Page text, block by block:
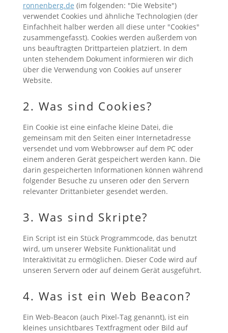
ronnenberg.de (im folgenden: "Die Website")
verwendet Cookies und ähnliche Technologien (der
Einfachheit halber werden all diese unter "Cookies"
zusammengefasst). Cookies werden außerdem von
uns beauftragten Drittparteien platziert. In dem
unten stehendem Dokument informieren wir dich
über die Verwendung von Cookies auf unserer
Website.
2. Was sind Cookies?
Ein Cookie ist eine einfache kleine Datei, die
gemeinsam mit den Seiten einer Internetadresse
versendet und vom Webbrowser auf dem PC oder
einem anderen Gerät gespeichert werden kann. Die
darin gespeicherten Informationen können während
folgender Besuche zu unseren oder den Servern
relevanter Drittanbieter gesendet werden.
3. Was sind Skripte?
Ein Script ist ein Stück Programmcode, das benutzt
wird, um unserer Website Funktionalität und
Interaktivität zu ermöglichen. Dieser Code wird auf
unseren Servern oder auf deinem Gerät ausgeführt.
4. Was ist ein Web Beacon?
Ein Web-Beacon (auch Pixel-Tag genannt), ist ein
kleines unsichtbares Textfragment oder Bild auf